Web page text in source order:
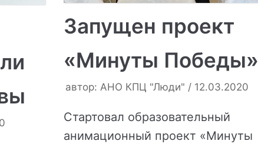
Запущен проект
«Минуты Победы»
автор: АНО КПЦ "Люди" 12.03.2020
Стартовал образовательный
анимационный проект «Минуты